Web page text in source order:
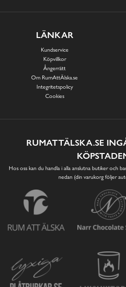
LÄNKAR
Kundservice
Köpvillkor
Ångerrätt
Om RumAttÄlska.se
Integritetspolicy
Cookies
RUMATTÄLSKA.SE
Hos oss kan du handla i alla anslutna butiker och
nedan (din varukorg följer